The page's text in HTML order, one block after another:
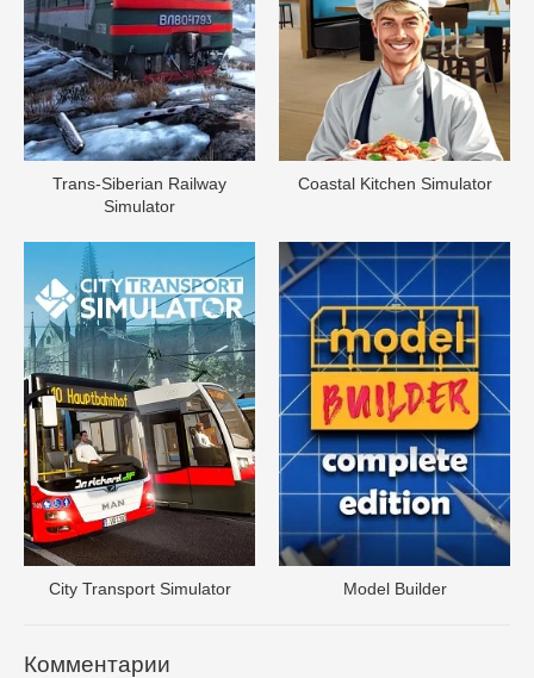
Trans-Siberian Railway
Simulator
Coastal Kitchen Simulator
City Transport Simulator Model Builder
Комментарии